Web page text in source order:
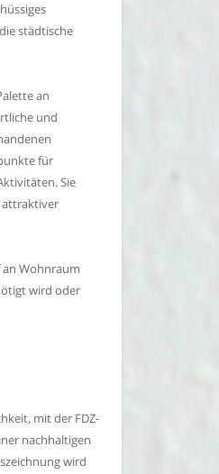
städtische
an
und
für
Sie
attraktiver
Wohnraum
wird oder
mit der FDZ-
nachhaltigen
wird